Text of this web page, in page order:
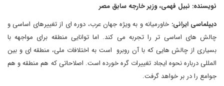
نویسنده: نبیل فهمی، وزیر خارجه سابق مصر
دیپلماسی ایرانی: خاورمیانه و به ویژه جهان عرب، دوره ای از تغییرهای اساسی و
چالش های اساسی تر را تجربه می کند. اما توانایی منطقه برای مواجهه با
بسیاری از چالش هایی که با آن روبرو است به اختلافات ملی، منطقه ای و بین
المللی درباره نحوه ایجاد تغییرات گره خورده است. اصلاحاتی که هم منطقه و هم
جوامع را در بر خواهد گرفت.